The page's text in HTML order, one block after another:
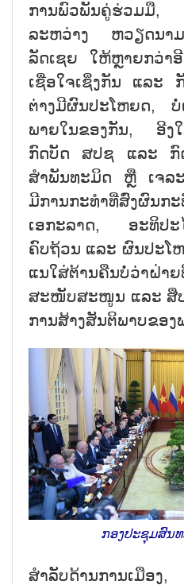
ການພົວພັນຄູ່ຮ່ວມມື,
ລະຫວ່າງ ຫວຽດນ
ລັດເຊຍ ໃຫ້ຫຼາຍກວ່າ
ເຊື່ອໃຈເຊິ່ງກັນ ແລະ
ຕ່າງມີຜົນປະໂຫຍດ, ບໍ່
ພາຍໃນຂອງກັນ, ອີງ
ກົດບັດ ສປຊ ແລະ ກົ
ສຳພັນທະມິດ ຫຼື ເຈລ
ມີການກະທຳທີ່ສົ່ງຜົນກ
ເອກະລາດ, ອະທິປ
ຄົບຖ້ວນ ແລະ ຜົນປະໂ
ແນໃສ່ຕ້ານຄືນບໍ່ວ່າຝ່າ
ສະໜັບສະໜູນ ແລະ ສືບ
ການສ້າງສັນຕິພາບຂອງ
ກອງປະຊຸມສົນ
ສຳລັບດ້ານການເມືອ